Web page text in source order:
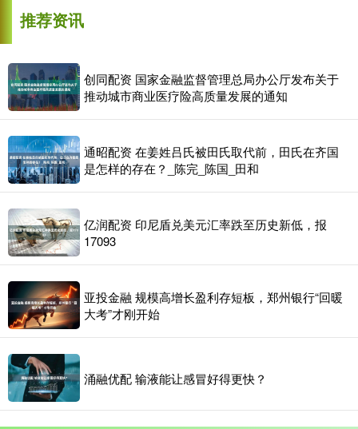
推荐资讯
创同配资 国家金融监督管理总局办公厅发布关于
推动城市商业医疗险高质量发展的通知
通昭配资 在姜姓吕氏被田氏取代前，田氏在齐国
是怎样的存在？_陈完_陈国_田和
亿润配资 印尼盾兑美元汇率跌至历史新低，报
17093
亚投金融 规模高增长盈利存短板，郑州银行“回暖
大考”才刚开始
涌融优配 输液能让感冒好得更快？